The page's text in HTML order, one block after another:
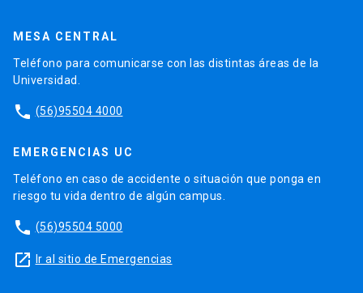
MESA CENTRAL
Teléfono para comunicarse con las distintas áreas de la
Universidad.
phone (56)95504 4000
EMERGENCIAS UC
Teléfono en caso de accidente o situación que ponga en
riesgo tu vida dentro de algún campus.
phone (56)95504 5000
launch Ir al sitio de Emergencias